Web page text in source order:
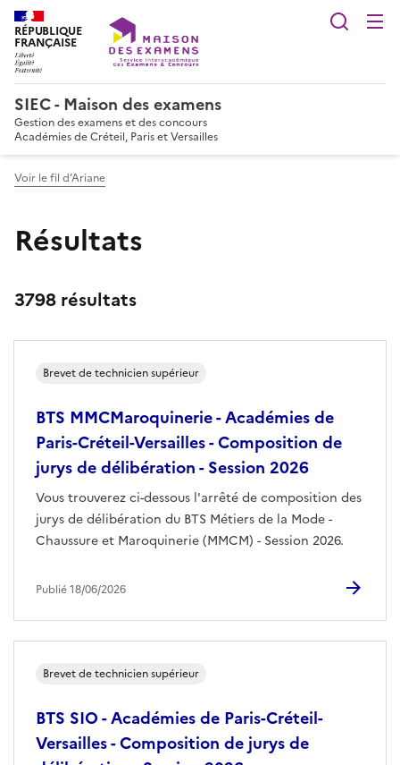
RÉPUBLIQUE
FRANÇAISE
SIEC - Maison des examens
Gestion des examens et des concours
Académies de Créteil, Paris et Versailles
Voir le fil d’Ariane
Résultats
3798 résultats
BTS MMCMaroquinerie - Académies de
Paris-Créteil-Versailles - Composition de
jurys de délibération - Session 2026
Vous trouverez ci-dessous l'arrêté de composition des
jurys de délibération du BTS Métiers de la Mode -
Chaussure et Maroquinerie (MMCM) - Session 2026.
Brevet de technicien supérieur
Publié 18/06/2026
BTS SIO - Académies de Paris-Créteil-
Versailles - Composition de jurys de
Brevet de technicien supérieur